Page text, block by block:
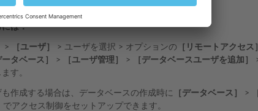
には：
> ［ユーザ］ > ユーザを選択 > オプションの ［リモートアクセス］
ータベース］ > ［ユーザ管理］ > ［データベースユーザを追加］
す。
作成する場合は、データベースの作成時に ［データベース］ >
でアクセス制御をセットアップできます。